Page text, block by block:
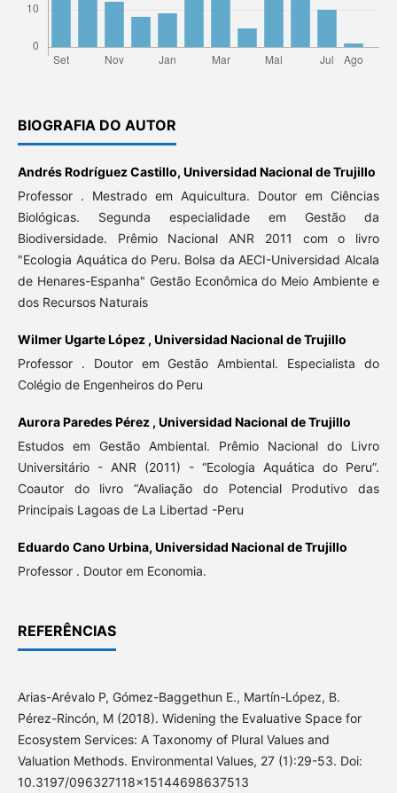
BIOGRAFIA DO AUTOR
Andrés Rodríguez Castillo, Universidad Nacional de Trujillo
Professor . Mestrado em Aquicultura. Doutor em Ciências
Biológicas. Segunda especialidade em Gestão da
Biodiversidade. Prêmio Nacional ANR 2011 com o livro
"Ecologia Aquática do Peru. Bolsa da AECI-Universidad Alcala
de Henares-Espanha" Gestão Econômica do Meio Ambiente e
dos Recursos Naturais
Wilmer Ugarte López , Universidad Nacional de Trujillo
Professor . Doutor em Gestão Ambiental. Especialista do
Colégio de Engenheiros do Peru
Aurora Paredes Pérez , Universidad Nacional de Trujillo
Estudos em Gestão Ambiental. Prêmio Nacional do Livro
Universitário - ANR (2011) - “Ecologia Aquática do Peru”.
Coautor do livro “Avaliação do Potencial Produtivo das
Principais Lagoas de La Libertad -Peru
Eduardo Cano Urbina, Universidad Nacional de Trujillo
Professor . Doutor em Economia.
REFERÊNCIAS
Arias-Arévalo P, Gómez-Baggethun E., Martín-López, B.
Pérez-Rincón, M (2018). Widening the Evaluative Space for
Ecosystem Services: A Taxonomy of Plural Values and
Valuation Methods. Environmental Values, 27 (1):29-53. Doi:
10.3197/096327118x15144698637513